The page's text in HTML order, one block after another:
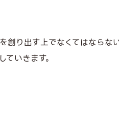
創り出す上でなくてはなら
いきます。